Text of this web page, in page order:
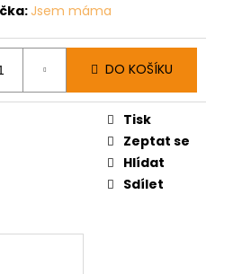
Jsem máma
DO KOŠÍKU
Tisk
Zeptat se
Hlídat
Sdílet